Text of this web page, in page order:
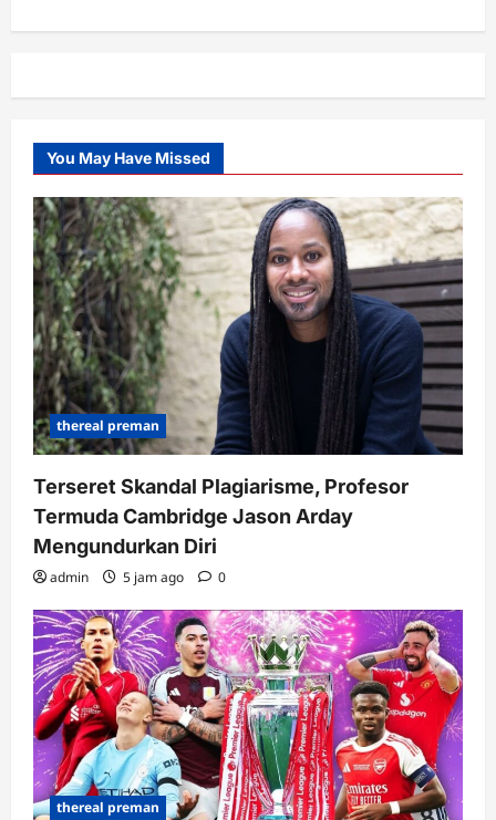
You May Have Missed
thereal preman
Terseret Skandal Plagiarisme, Profesor
Termuda Cambridge Jason Arday
Mengundurkan Diri
admin 5 jam ago 0
thereal preman